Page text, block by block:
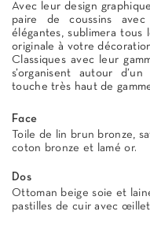
Avec leur design
paire de coussins
élégantes, sublimera
originale à votre
Classiques avec leur
s’organisent autour
touche très haut de
Face
Toile de lin brun bronze,
coton bronze et lamé or.
Dos
Ottoman beige soie et
pastilles de cuir avec